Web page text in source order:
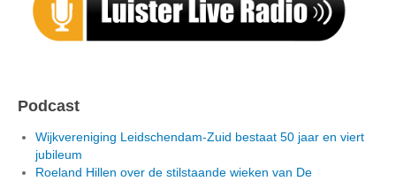
Podcast
Wijkvereniging Leidschendam-Zuid bestaat 50 jaar en viert
jubileum
Roeland Hillen over de stilstaande wieken van De